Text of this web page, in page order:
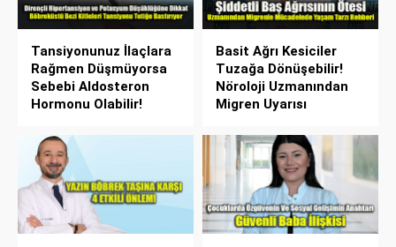
Tansiyonunuz İlaçlara
Rağmen Düşmüyorsa
Sebebi Aldosteron
Hormonu Olabilir!
Basit Ağrı Kesiciler
Tuzağa Dönüşebilir!
Nöroloji Uzmanından
Migren Uyarısı